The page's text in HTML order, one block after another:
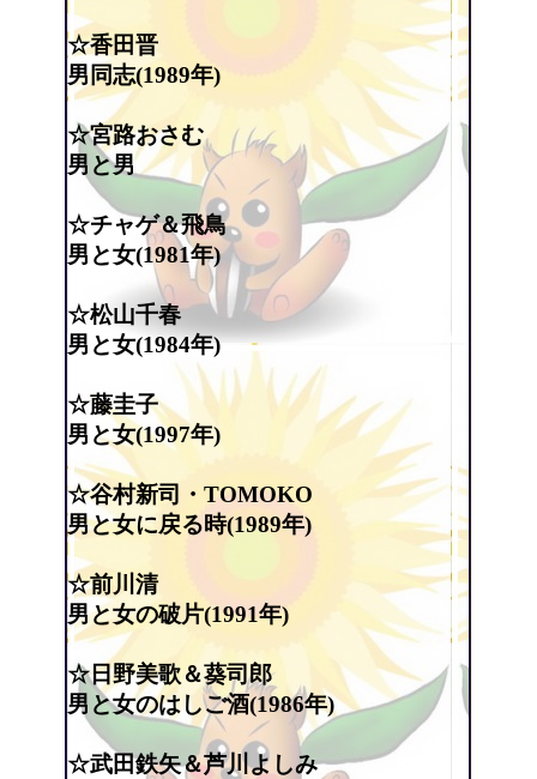
☆香田晋
男同志(1989年)
☆宮路おさむ
男と男
☆チャゲ＆飛鳥
男と女(1981年)
☆松山千春
男と女(1984年)
☆藤圭子
男と女(1997年)
☆谷村新司・TOMOKO
男と女に戻る時(1989年)
☆前川清
男と女の破片(1991年)
☆日野美歌＆葵司郎
男と女のはしご酒(1986年)
☆武田鉄矢＆芦川よしみ